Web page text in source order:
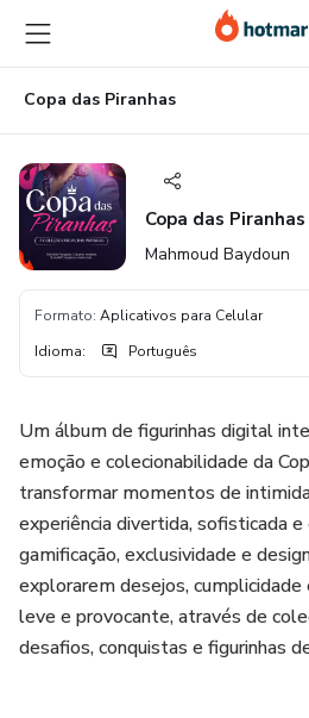
para
o
conteúdo
principal
para
o
pagamento
para
o
rodapéCopa das Piranhas
Copa das Piranhas
Mahmoud Baydoun
Formato: Aplicativos para Celular
Idioma: Português
Um álbum de figurinhas digital
emoção e colecionabilidade da
transformar momentos de
experiência divertida, sofisticada
gamificação, exclusividade e
explorarem desejos,
leve e provocante, através de
desafios, conquistas e figurinhas